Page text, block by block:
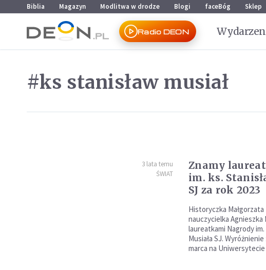
Przejdź do menu głównego
Przejdź do treści
Biblia Magazyn Modlitwa w drodze Blogi faceBóg Sklep
Radio DEON
#ks stanisław musiał
3 lata temu
ŚWIAT
Znamy
im. ks.
SJ za rok 2023
Historyczka
nauczycielka Agnieszka
laureatkami Nagrody im.
Musiała SJ.
marca na